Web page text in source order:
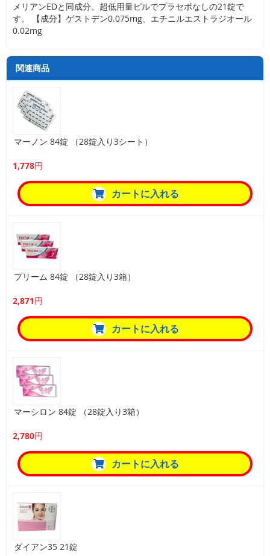
メリアンEDと同成分。超低用量ピルでプラセボなしの21錠で
す。 【成分】ゲストデン0.075mg、エチニルエストラジオール
0.02mg
関連商品
マーノン 84錠 （28錠入り3シート）
1,778円
カートに入れる
プリーム 84錠 （28錠入り3箱）
2,871円
カートに入れる
マーシロン 84錠 （28錠入り3箱）
2,780円
カートに入れる
ダイアン35 21錠